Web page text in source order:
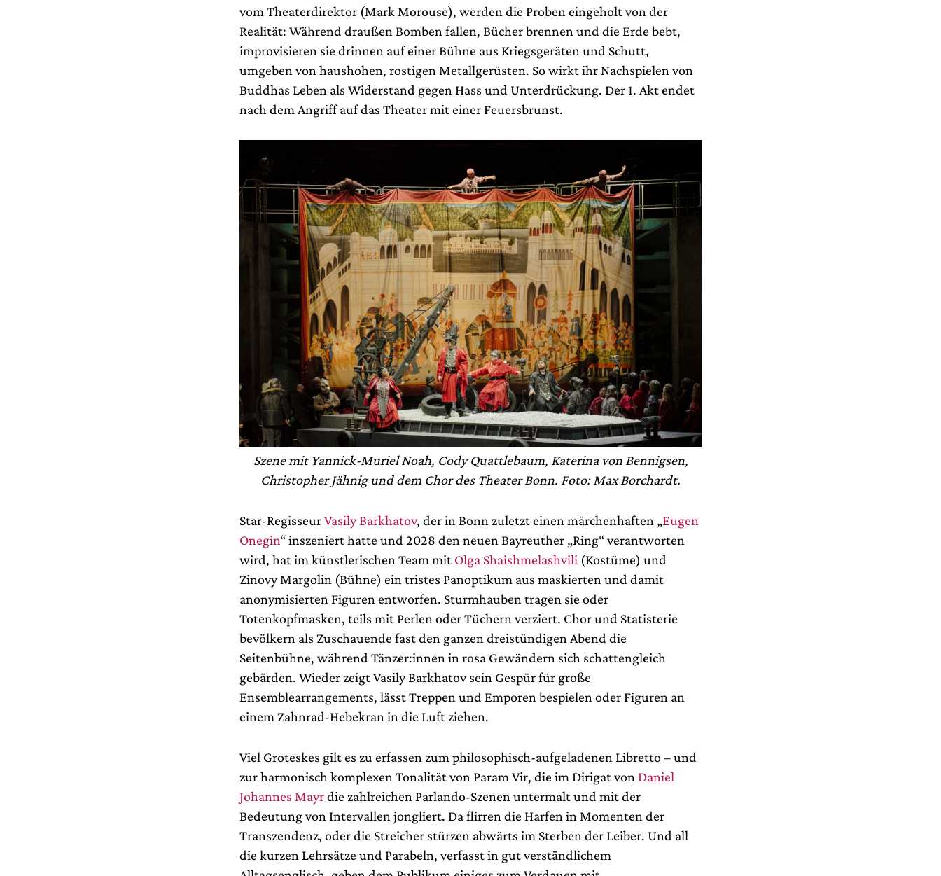
vom Theaterdirektor (Mark Morouse), werden die Proben eingeholt von der
Realität: Während draußen Bomben fallen, Bücher brennen und die Erde bebt,
improvisieren sie drinnen auf einer Bühne aus Kriegsgeräten und Schutt,
umgeben von haushohen, rostigen Metallgerüsten. So wirkt ihr Nachspielen von
Buddhas Leben als Widerstand gegen Hass und Unterdrückung. Der 1. Akt endet
nach dem Angriff auf das Theater mit einer Feuersbrunst.
Szene mit Yannick-Muriel Noah, Cody Quattlebaum, Katerina von Bennigsen,
Christopher Jähnig und dem Chor des Theater Bonn. Foto: Max Borchardt.
Star-RegisseurVasily Barkhatov, der in Bonn zuletzt einen märchenhaften „Eugen
Onegin“ inszeniert hatte und 2028 den neuen Bayreuther „Ring“ verantworten
wird, hat im künstlerischen Team mit Olga Shaishmelashvili (Kostüme) und
Zinovy Margolin (Bühne) ein tristes Panoptikum aus maskierten und damit
anonymisierten Figuren entworfen. Sturmhauben tragen sie oder
Totenkopfmasken, teils mit Perlen oder Tüchern verziert. Chor und Statisterie
bevölkern als Zuschauende fast den ganzen dreistündigen Abend die
Seitenbühne, während Tänzer:innen in rosa Gewändern sich schattengleich
gebärden. Wieder zeigt Vasily Barkhatov sein Gespür für große
Ensemblearrangements, lässt Treppen und Emporen bespielen oder Figuren an
einem Zahnrad-Hebekran in die Luft ziehen.
Viel Groteskes gilt es zu erfassen zum philosophisch-aufgeladenen Libretto – und
zur harmonisch komplexen Tonalität von Param Vir, die im Dirigat von Daniel
Johannes Mayrdie zahlreichen Parlando-Szenen untermalt und mit der
Bedeutung von Intervallen jongliert. Da flirren die Harfen in Momenten der
Transzendenz, oder die Streicher stürzen abwärts im Sterben der Leiber. Und all
die kurzen Lehrsätze und Parabeln, verfasst in gut verständlichem